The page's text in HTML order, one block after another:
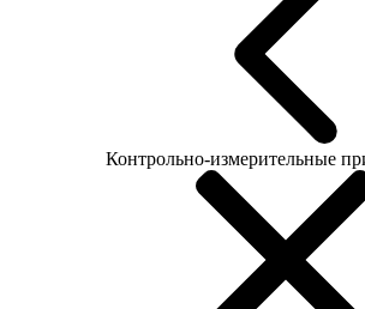
Контрольно-измерительные